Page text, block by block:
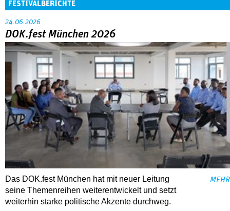
FESTIVALBERICHTE
24.06.2026
DOK.fest München 2026
Das DOK.fest München hat mit neuer Leitung
seine Themenreihen weiterentwickelt und setzt
weiterhin starke politische Akzente durchweg.
MEHR